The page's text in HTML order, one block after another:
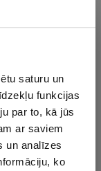
saturu un
funkcijas
par to, kā jūs
ar saviem
un analīzes
ko